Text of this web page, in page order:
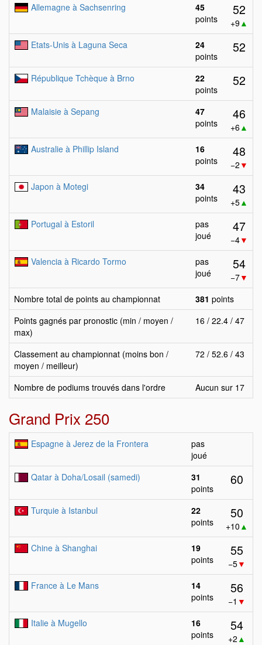
Allemagne à Sachsenring
45
points
52
+9▲
Etats-Unis à Laguna Seca
24
points
52
République Tchèque à Brno
22
points
52
Malaisie à Sepang
47
points
46
+6▲
Australie à Phillip Island
16
points
48
−2 ▼
Japon à Motegi
34
points
43
+5▲
Portugal à Estoril
pas
joué
47
−4▼
Valencia à Ricardo Tormo
pas
joué
54
−7▼
Nombre total de points au championnat
381 points
Points gagnés par pronostic (min / moyen /
max)
16 / 22.4 / 47
Classement au championnat (moins bon /
moyen / meilleur)
72 / 52.6 / 43
Nombre de podiums trouvés dans l'ordre Aucun sur 17
Grand Prix 250
Espagne à Jerez de la Frontera
pas
joué
Qatar à Doha/Losail (samedi)
31
points
60
Turquie à Istanbul
22
points
50
+10 ▲
Chine à Shanghai
19
points
55
−5▼
France à Le Mans
14
points
56
−1 ▼
Italie à Mugello
16
points
54
+2 ▲